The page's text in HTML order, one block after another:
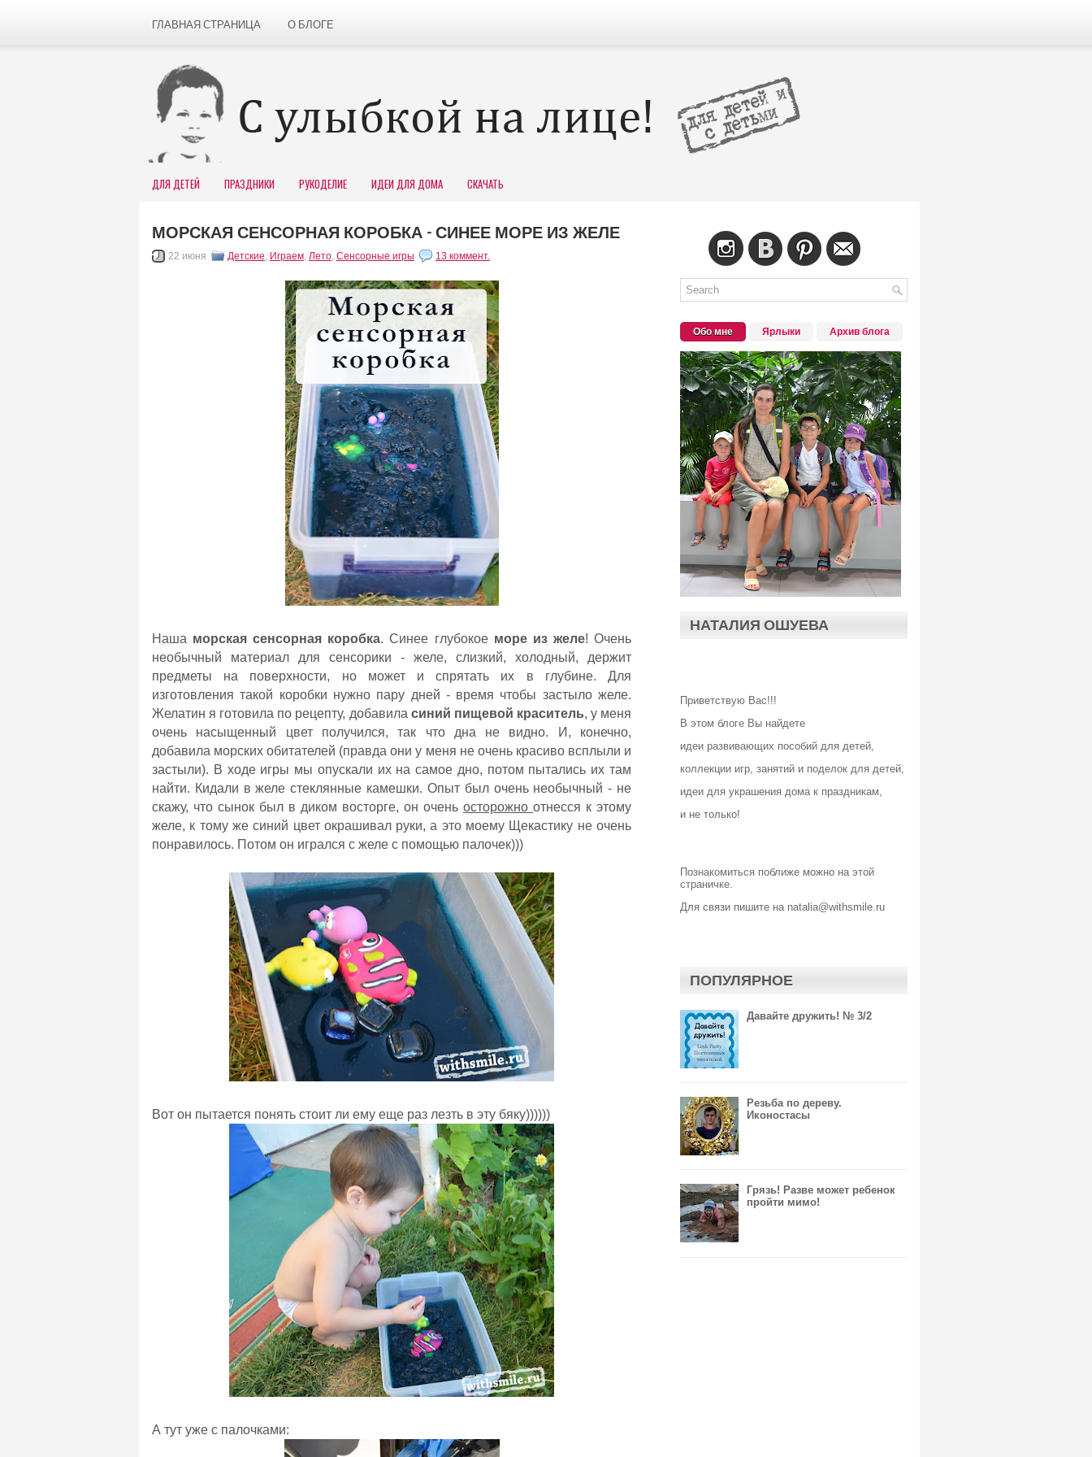
ГЛАВНАЯ СТРАНИЦА О БЛОГЕ
ДЛЯ ДЕТЕЙ ПРАЗДНИКИ РУКОДЕЛИЕ ИДЕИ ДЛЯ ДОМА СКАЧАТЬ
МОРСКАЯ СЕНСОРНАЯ КОРОБКА - СИНЕЕ МОРЕ ИЗ ЖЕЛЕ
22 июня Детские, Играем, Лето, Сенсорные игры 13 коммент.
Наша морская сенсорная коробка. Синее глубокое море из желе! Очень
необычный материал для сенсорики - желе, слизкий, холодный, держит
предметы на поверхности, но может и спрятать их в глубине. Для
изготовления такой коробки нужно пару дней - время чтобы застыло желе.
Желатин я готовила по рецепту, добавила синий пищевой краситель, у меня
очень насыщенный цвет получился, так что дна не видно. И, конечно,
добавила морских обитателей (правда они у меня не очень красиво всплыли и
застыли). В ходе игры мы опускали их на самое дно, потом пытались их там
найти. Кидали в желе стеклянные камешки. Опыт был очень необычный - не
скажу, что сынок был в диком восторге, он очень осторожно отнесся к этому
желе, к тому же синий цвет окрашивал руки, а это моему Щекастику не очень
понравилось. Потом он игрался с желе с помощью палочек)))
Вот он пытается понять стоит ли ему еще раз лезть в эту бяку))))))
А тут уже с палочками:
Обо мне Ярлыки Архив блога
НАТАЛИЯ ОШУЕВА
Приветствую Вас!!!
В этом блоге Вы найдете
идеи развивающих пособий для детей,
коллекции игр, занятий и поделок для детей,
идеи для украшения дома к праздникам,
и не только!
Познакомиться поближе можно на этой
страничке.
Для связи пишите на natalia@withsmile.ru
ПОПУЛЯРНОЕ
Давайте дружить! № 3/2
Резьба по дереву.
Иконостасы
Грязь! Разве может ребенок
пройти мимо!